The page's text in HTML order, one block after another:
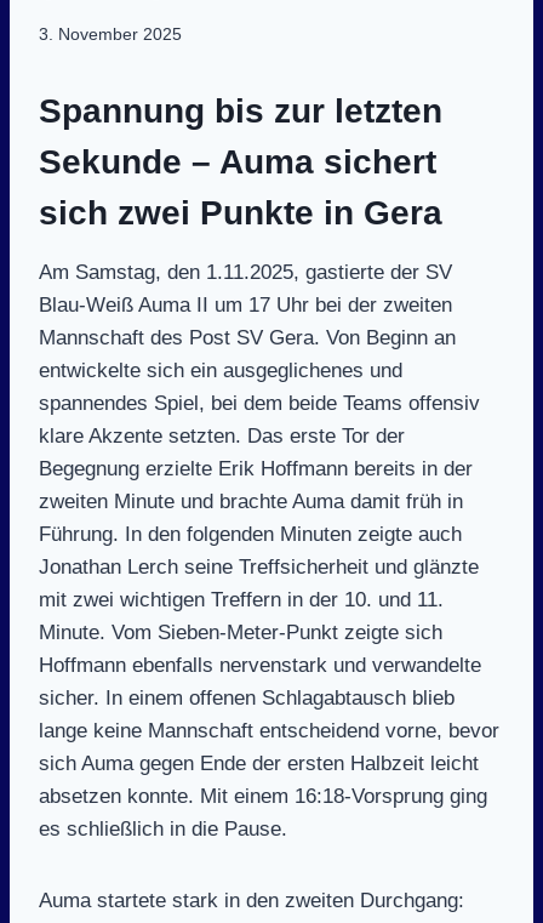
3. November 2025
Spannung bis zur letzten
Sekunde – Auma sichert
sich zwei Punkte in Gera
Am Samstag, den 1.11.2025, gastierte der SV
Blau-Weiß Auma II um 17 Uhr bei der zweiten
Mannschaft des Post SV Gera. Von Beginn an
entwickelte sich ein ausgeglichenes und
spannendes Spiel, bei dem beide Teams offensiv
klare Akzente setzten. Das erste Tor der
Begegnung erzielte Erik Hoffmann bereits in der
zweiten Minute und brachte Auma damit früh in
Führung. In den folgenden Minuten zeigte auch
Jonathan Lerch seine Treffsicherheit und glänzte
mit zwei wichtigen Treffern in der 10. und 11.
Minute. Vom Sieben-Meter-Punkt zeigte sich
Hoffmann ebenfalls nervenstark und verwandelte
sicher. In einem offenen Schlagabtausch blieb
lange keine Mannschaft entscheidend vorne, bevor
sich Auma gegen Ende der ersten Halbzeit leicht
absetzen konnte. Mit einem 16:18-Vorsprung ging
es schließlich in die Pause.
Auma startete stark in den zweiten Durchgang: